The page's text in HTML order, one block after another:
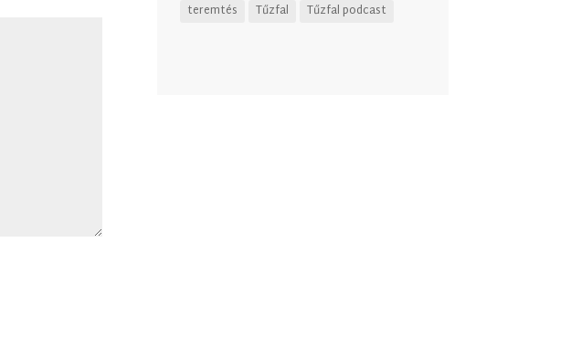
teremtés
Tűzfal Tűzfal podcast